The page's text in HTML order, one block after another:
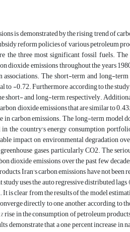
is demonstrated by the rising trend of
reform policies of various petroleum
the three most significant fossil fuels.
emissions throughout the years
The short-term and long-
-0.72. Furthermore, according to the
short- and long-term, respectively.
dioxide emissions that are similar to
in carbon emissions. The long-term model
the country's energy consumption
impact on environmental degradation
gases, particularly CO2. The
dioxide emissions over the past few
Iran's carbon emissions have not been
uses the auto regressive distributed
is clear from the results of the model
directly to one another, according to
in the consumption of petroleum
that a one percent increase in